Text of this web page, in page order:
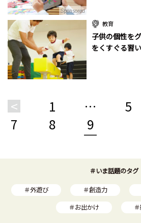
Sponsored
教育
子供の個性を
をくすぐる習
< 1 … 5
7
8 9
＃いま話題のタグ
＃外遊び ＃創造力
＃お出かけ